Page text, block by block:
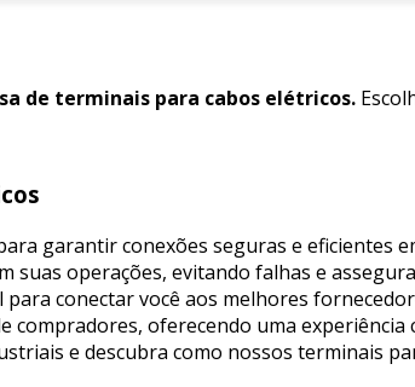
de terminais para cabos elétricos.
garantir conexões seguras e eficientes
suas operações, evitando falhas e
conectar você aos melhores
compradores, oferecendo uma
e descubra como nossos terminais